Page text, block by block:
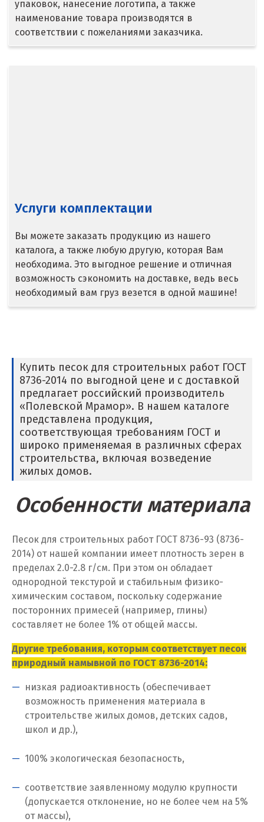
Верхняя Пышма
Верхняя Салда
Воронеж
Воскресенск
Дегтярск
Дмитров
Домодедово
Дубна
Е
Егорьевск
Екатеринбург
Еленинка
Ж
И
Иваново
Ивантеевка
Ирбит
Иркутск
Ишим
Казань
Калининград
Калуга
упаковок, нанесение логотипа, а также
наименование товара производятся в
соответствии с пожеланиями заказчика.
Услуги комплектации
Вы можете заказать продукцию из нашего
каталога, а также любую другую, которая Вам
необходима. Это выгодное решение и отличная
возможность сэкономить на доставке, ведь весь
необходимый вам груз везется в одной машине!
Купить песок для строительных работ ГОСТ
8736-2014 по выгодной цене и с доставкой
предлагает российский производитель
«Полевской Мрамор». В нашем каталоге
представлена продукция,
соответствующая требованиям ГОСТ и
широко применяемая в различных сферах
строительства, включая возведение
жилых домов.
Особенности материала
Песок для строительных работ ГОСТ 8736-93 (8736-
2014) от нашей компании имеет плотность зерен в
пределах 2.0-2.8 г/см. При этом он обладает
однородной текстурой и стабильным физико-
химическим составом, поскольку содержание
посторонних примесей (например, глины)
составляет не более 1% от общей массы.
Другие требования, которым соответствует песок
природный намывной по ГОСТ 8736-2014:
низкая радиоактивность (обеспечивает
возможность применения материала в
строительстве жилых домов, детских садов,
школ и др.),
100% экологическая безопасность,
соответствие заявленному модулю крупности
(допускается отклонение, но не более чем на 5%
от массы),